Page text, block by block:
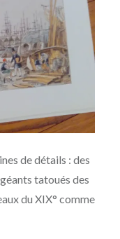
de détails : des
tatoués des
du XIX° comme